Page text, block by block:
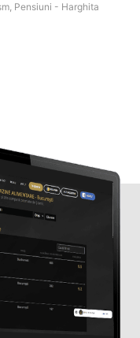
Pensiuni - Harghita